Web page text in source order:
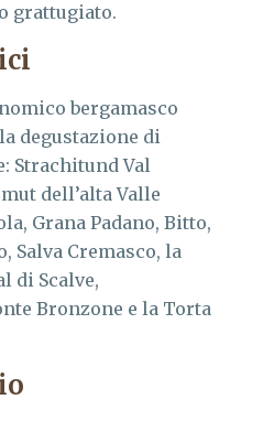
grattugiato.
bergamasco
degustazione di
Strachitund Val
dell’alta Valle
Grana Padano, Bitto,
Salva Cremasco, la
di Scalve,
Bronzone e la Torta